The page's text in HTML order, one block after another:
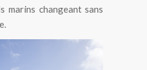
marins changeant sans